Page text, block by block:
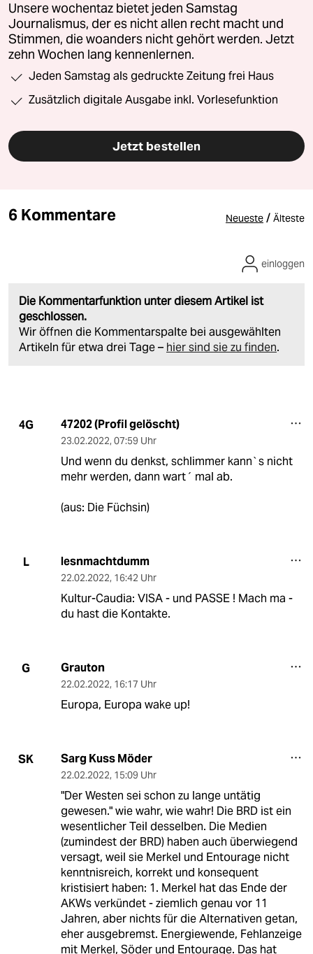
Unsere wochentaz bietet jeden Samstag
Journalismus, der es nicht allen recht macht und
Stimmen, die woanders nicht gehört werden. Jetzt
zehn Wochen lang kennenlernen.
Jeden Samstag als gedruckte Zeitung frei Haus
Zusätzlich digitale Ausgabe inkl. Vorlesefunktion
Jetzt bestellen
6 Kommentare Neueste / Älteste
Die Kommentarfunktion unter diesem Artikel ist
geschlossen.
Wir öffnen die Kommentarspalte bei ausgewählten
Artikeln für etwa drei Tage – hier sind sie zu finden.
einloggen
4G 47202 (Profil gelöscht)
23.02.2022, 07:59 Uhr
Und wenn du denkst, schlimmer kann`s nicht
mehr werden, dann wart´ mal ab.
(aus: Die Füchsin)
L lesnmachtdumm
22.02.2022, 16:42 Uhr
Kultur-Caudia: VISA - und PASSE ! Mach ma -
du hast die Kontakte.
G Grauton
22.02.2022, 16:17 Uhr
Europa, Europa wake up!
SK Sarg Kuss Möder
22.02.2022, 15:09 Uhr
"Der Westen sei schon zu lange untätig
gewesen." wie wahr, wie wahr! Die BRD ist ein
wesentlicher Teil desselben. Die Medien
(zumindest der BRD) haben auch überwiegend
versagt, weil sie Merkel und Entourage nicht
kenntnisreich, korrekt und konsequent
kristisiert haben: 1. Merkel hat das Ende der
AKWs verkündet - ziemlich genau vor 11
Jahren, aber nichts für die Alternativen getan,
eher ausgebremst. Energiewende, Fehlanzeige
mit Merkel, Söder und Entourage. Das hat